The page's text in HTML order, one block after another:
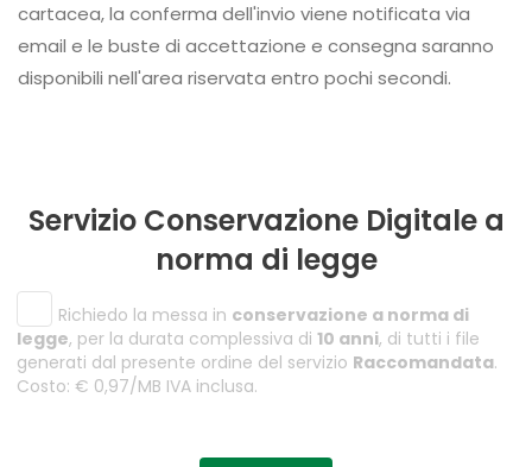
cartacea, la conferma dell'invio viene notificata via
email e le buste di accettazione e consegna saranno
disponibili nell'area riservata entro pochi secondi.
Servizio Conservazione Digitale a
norma di legge
Richiedo la messa in conservazione a norma di
legge, per la durata complessiva di 10 anni, di tutti i file
generati dal presente ordine del servizio Raccomandata.
Costo: € 0,97/MB IVA inclusa.